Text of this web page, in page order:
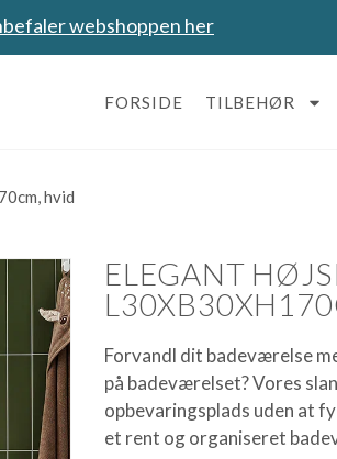
webshoppen her
FORSIDE TILBEHØR
hvid
ELEGANT
Forvandl dit badeværelse
på badeværelset? Vores
opbevaringsplads uden at
et rent og organiseret